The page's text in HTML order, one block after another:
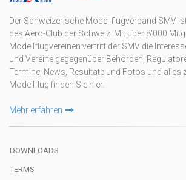
Der Schweizerische Modellflugverband SMV
des Aero-Club der Schweiz. Mit über 8'000
Modellflugvereinen vertritt der SMV die
und Vereine gegegenüber Behörden,
Termine, News, Resultate und Fotos und alles
Modellflug finden Sie hier.
Mehr erfahren
DOWNLOADS
TERMS